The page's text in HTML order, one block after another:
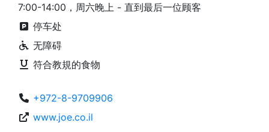
7:00-14:00，周六晚上 - 直到最后一位顾客
停车处
无障碍
符合教規的食物
+972-8-9709906
www.joe.co.il